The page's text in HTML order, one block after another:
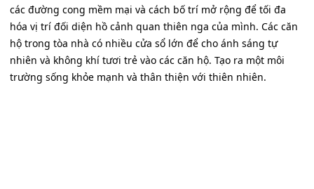
các đường cong mềm mại và cách bố trí mở rộng để tối đa
hóa vị trí đối diện hồ cảnh quan thiên nga của mình. Các căn
hộ trong tòa nhà có nhiều cửa sổ lớn để cho ánh sáng tự
nhiên và không khí tươi trẻ vào các căn hộ. Tạo ra một môi
trường sống khỏe mạnh và thân thiện với thiên nhiên.